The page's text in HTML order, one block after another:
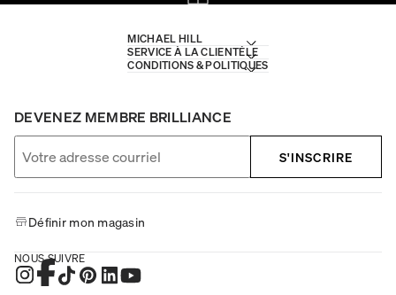
MICHAEL HILL
SERVICE À LA CLIENTÈLE
CONDITIONS & POLITIQUES
DEVENEZ MEMBRE BRILLIANCE
S'INSCRIRE
Définir mon magasin
NOUS SUIVRE